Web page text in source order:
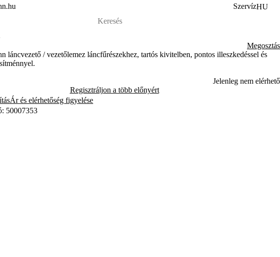
SzervízHU
Megosztás
láncvezető / vezetőlemez láncfűrészekhez, tartós kivitelben, pontos illeszkedéssel és
Jelenleg nem elérhető
Regisztráljon a több előnyért
Ár és elérhetőség figyelése
50007353